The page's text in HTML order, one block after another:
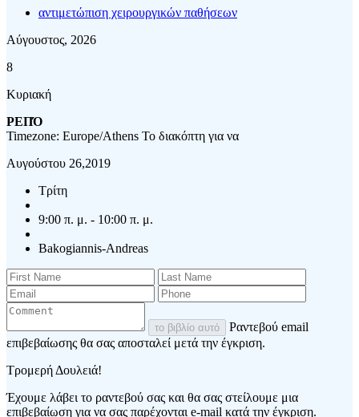
αντιμετώπιση χειρουργικών παθήσεων
Αύγουστος, 2026
8
Κυριακή
ΡΕΠΌ
Timezone: Europe/Athens Το διακόπτη για να
Αυγούστου 26,2019
Τρίτη
9:00 π. μ. - 10:00 π. μ.
Bakogiannis-Andreas
το βιβλίο αυτό
Ραντεβού email
επιβεβαίωσης θα σας αποσταλεί μετά την έγκριση.
Τρομερή Δουλειά!
Έχουμε λάβει το ραντεβού σας και θα σας στείλουμε μια
επιβεβαίωση για να σας παρέχονται e-mail κατά την έγκριση.